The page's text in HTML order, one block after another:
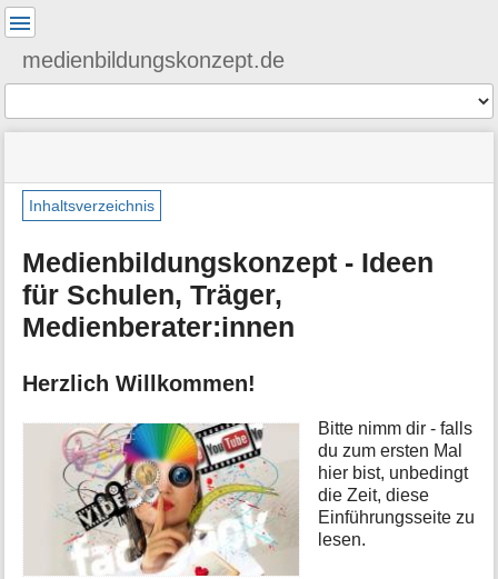
medienbildungskonzept.de
befinden
sich
hier:
Seiten-
Werkzeuge
M
e
a
i
n
f
m
t
Inhaltsverzeichnis
Medienbildungskonzept - Ideen
für Schulen, Träger,
Medienberater:innen
Herzlich Willkommen!
Bitte nimm dir - falls
du zum ersten Mal
hier bist, unbedingt
die Zeit, diese
Einführungsseite zu
lesen.